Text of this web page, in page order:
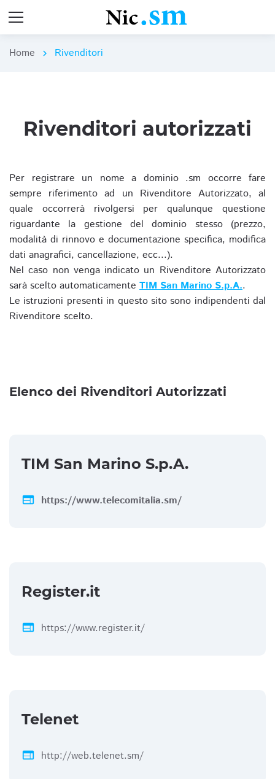
Home chevron_right Rivenditori
Rivenditori autorizzati
Per registrare un nome a dominio .sm occorre fare
sempre riferimento ad un Rivenditore Autorizzato, al
quale occorrerà rivolgersi per qualunque questione
riguardante la gestione del dominio stesso (prezzo,
modalità di rinnovo e documentazione specifica, modifica
dati anagrafici, cancellazione, ecc...).
Nel caso non venga indicato un Rivenditore Autorizzato
sarà scelto automaticamente TIM San Marino S.p.A..
Le istruzioni presenti in questo sito sono indipendenti dal
Rivenditore scelto.
Elenco dei Rivenditori Autorizzati
TIM San Marino S.p.A.
web https://www.telecomitalia.sm/
Register.it
web https://www.register.it/
Telenet
web http://web.telenet.sm/